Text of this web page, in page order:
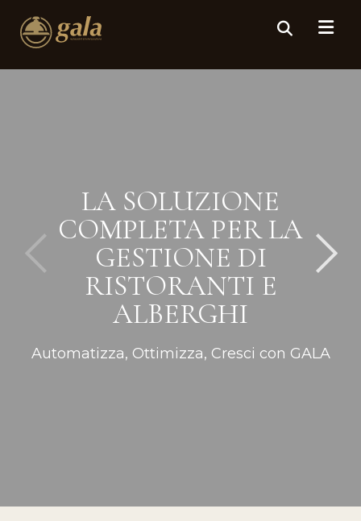
LA SOLUZIONE
COMPLETA PER LA
GESTIONE DI
RISTORANTI E
ALBERGHI
Automatizza, Ottimizza, Cresci con GALA